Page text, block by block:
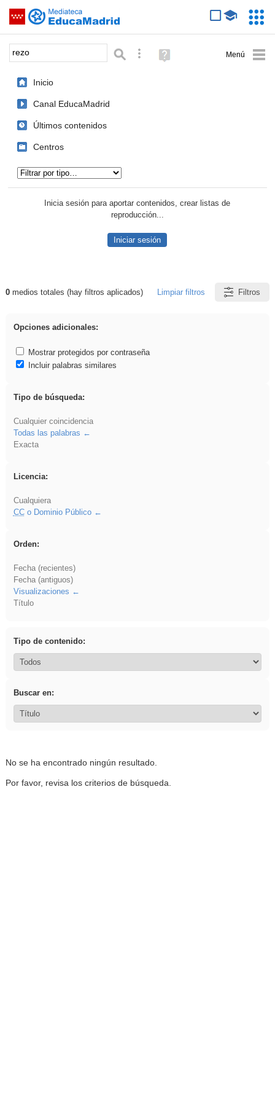
Saltar navegación
Palabra o frase: Búsqueda avanzada
Ayuda
(en
Inicio
Canal EducaMadrid
Últimos contenidos
Centros
Inicia sesión para aportar contenidos, crear listas de
reproducción...
Iniciar sesión
Resultados de: rezo
0medios totales (hay filtros aplicados) Limpiar filtros Filtros
Opciones adicionales:
Mostrar protegidos por contraseña
Incluir palabras similares
Tipo de búsqueda:
Cualquier coincidencia
Todas las palabras
Exacta
Licencia:
Cualquiera
CCo Dominio Público
Orden:
Fecha (recientes)
Fecha (antiguos)
Visualizaciones
Título
Tipo de contenido:
Buscar en:
No se ha encontrado ningún resultado.
Por favor, revisa los criterios de búsqueda.